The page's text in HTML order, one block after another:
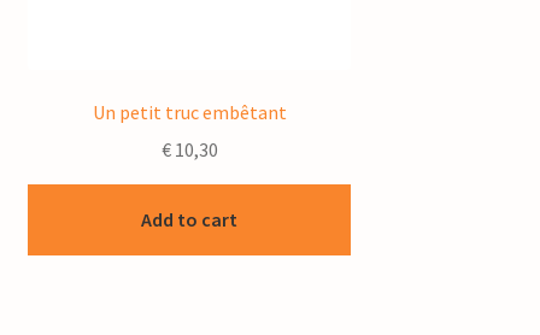
Un petit truc embêtant
€10,30
Add to cart